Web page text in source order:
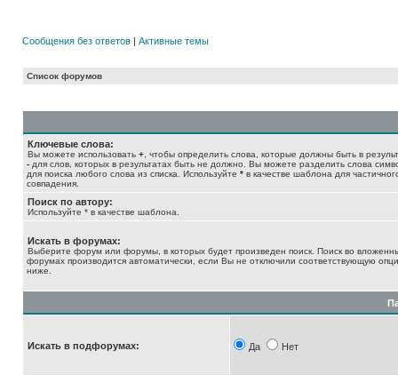
Сообщения без ответов | Активные темы
Список форумов
Ключевые слова:
Вы можете использовать + , чтобы определить слова, которые должны быть в
- для слов, которых в результатах быть не должно. Вы можете разделить слова
для поиска любого слова из списка. Используйте * в качестве шаблона для
совпадения.
Поиск по автору:
Используйте * в качестве шаблона.
Искать в форумах:
Выберите форум или форумы, в которых будет произведен поиск. Поиск во
форумах производится автоматически, если Вы не отключили соответствующую
ниже.
Искать в подфорумах: Да Нет